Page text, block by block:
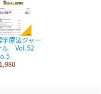
学療法ジャー
ル Vol.52